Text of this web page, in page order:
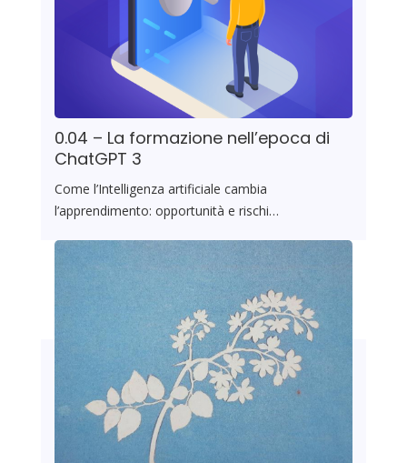
0.04 – La formazione nell’epoca di
ChatGPT 3
Come l’Intelligenza artificiale cambia
l’apprendimento: opportunità e rischi…